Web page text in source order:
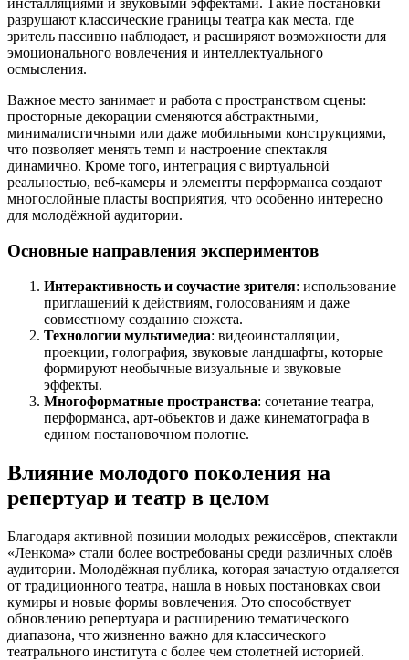
инсталляциями и звуковыми эффектами. Такие постановки
разрушают классические границы театра как места, где
зритель пассивно наблюдает, и расширяют возможности для
эмоционального вовлечения и интеллектуального
осмысления.
Важное место занимает и работа с пространством сцены:
просторные декорации сменяются абстрактными,
минималистичными или даже мобильными конструкциями,
что позволяет менять темп и настроение спектакля
динамично. Кроме того, интеграция с виртуальной
реальностью, веб-камеры и элементы перформанса создают
многослойные пласты восприятия, что особенно интересно
для молодёжной аудитории.
Основные направления экспериментов
Интерактивность и соучастие зрителя: использование
приглашений к действиям, голосованиям и даже
совместному созданию сюжета.
Технологии мультимедиа: видеоинсталляции,
проекции, голография, звуковые ландшафты, которые
формируют необычные визуальные и звуковые
эффекты.
Многоформатные пространства: сочетание театра,
перформанса, арт-объектов и даже кинематографа в
едином постановочном полотне.
Влияние молодого поколения на
репертуар и театр в целом
Благодаря активной позиции молодых режиссёров, спектакли
«Ленкома» стали более востребованы среди различных слоёв
аудитории. Молодёжная публика, которая зачастую отдаляется
от традиционного театра, нашла в новых постановках свои
кумиры и новые формы вовлечения. Это способствует
обновлению репертуара и расширению тематического
диапазона, что жизненно важно для классического
театрального института с более чем столетней историей.